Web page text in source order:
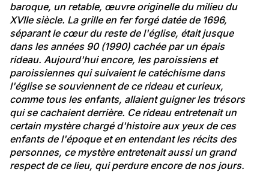
baroque, un retable, œuvre originelle du milieu du
XVIIe siècle. La grille en fer forgé datée de 1696,
séparant le cœur du reste de l'église, était jusque
dans les années 90 (1990) cachée par un épais
rideau. Aujourd'hui encore, les paroissiens et
paroissiennes qui suivaient le catéchisme dans
l'église se souviennent de ce rideau et curieux,
comme tous les enfants, allaient guigner les trésors
qui se cachaient derrière. Ce rideau entretenait un
certain mystère chargé d'histoire aux yeux de ces
enfants de l'époque et en entendant les récits des
personnes, ce mystère entretenait aussi un grand
respect de ce lieu, qui perdure encore de nos jours.